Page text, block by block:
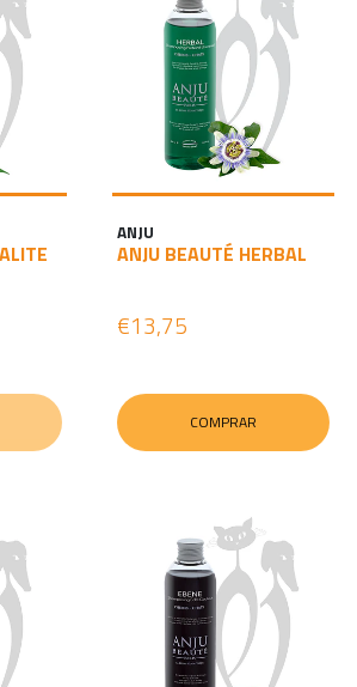
ANJU
ANJU BEAUTÉ HERBAL
€13,75
COMPRAR